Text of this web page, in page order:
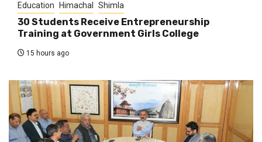
Education Himachal Shimla
30 Students Receive Entrepreneurship
Training at Government Girls College
15 hours ago